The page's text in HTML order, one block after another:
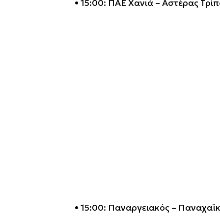
• 15:00: ΠΑΕ Χανιά – Αστέρας
• 15:00: Παναργειακός –